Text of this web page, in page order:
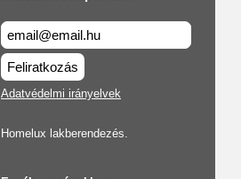
Feliratkozás
Adatvédelmi irányelvek
Homelux lakberendezés.